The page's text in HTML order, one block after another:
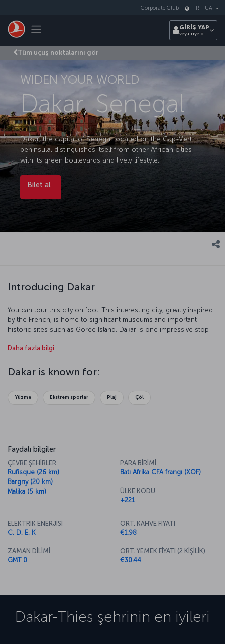
Toggle navigation
Corporate Club TR - UA
GİRİŞ YAP
veya üye ol
Tüm uçuş noktalarını gör
WIDEN YOUR WORLD
Dakar, Senegal
Dakar, the capital of Senegal located on the Cap-Vert
peninsula, distinguishes itself from other African cities
with its green boulevards and lively lifestyle.
Bilet al
Introducing Dakar
You can tour this city on foot. This interesting city, greatly inspired
by the French, is home to significant museums and important
historic sites such as Gorée Island. Dakar is one impressive stop
Daha fazla bilgi
Dakar is known for:
Yüzme Ekstrem sporlar Plaj Çöl
Faydalı bilgiler
ÇEVRE ŞEHİRLER
Rufisque (26 km)
Bargny (20 km)
Malika (5 km)
PARA BİRİMİ
Batı Afrika CFA frangı (XOF)
ÜLKE KODU
+221
ELEKTRİK ENERJİSİ
C, D, E, K
ZAMAN DİLİMİ
GMT 0
ORT. KAHVE FİYATI
€1.98
ORT. YEMEK FİYATI (2 KİŞİLİK)
€30.44
Dakar-Thies şehrinin en iyileri